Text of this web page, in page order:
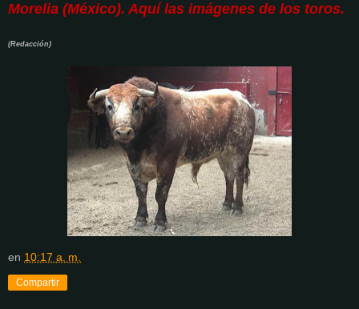
Morelia (México). Aquí las imágenes de los toros.
(Redacción)
en 10:17 a. m.
Compartir